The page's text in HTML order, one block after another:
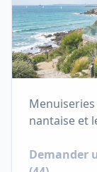
nantaise et
Demander